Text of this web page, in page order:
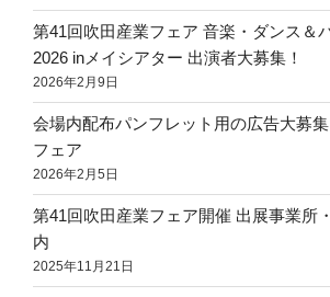
第41回吹田産業フェア 音楽・ダンス＆
2026 inメイシアター 出演者大募集！
2026年2月9日
会場内配布パンフレット用の広告大募
フェア
2026年2月5日
第41回吹田産業フェア開催 出展事業所
内
2025年11月21日